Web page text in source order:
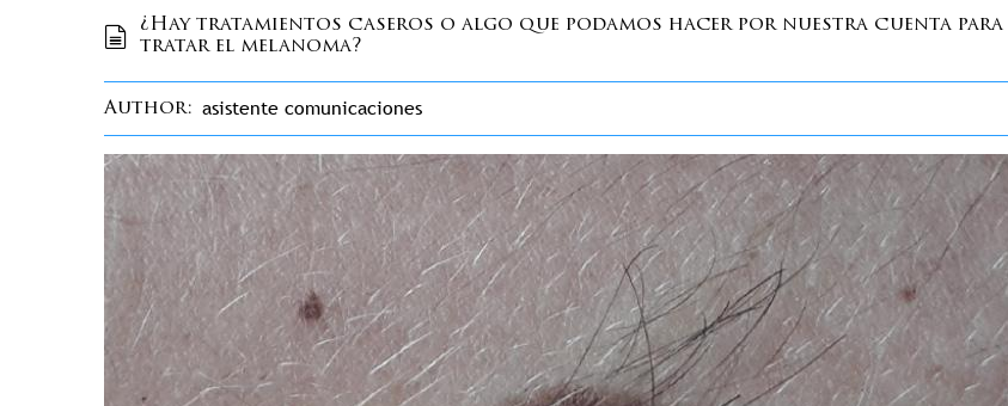
¿Hay tratamientos caseros o algo que podamos hacer por nuestra cuenta para
tratar el melanoma?
Author asistente comunicaciones